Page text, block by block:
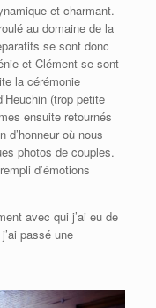
et charmant.
au domaine de la
se sont donc
et Clément se sont
la cérémonie
(trop petite
ensuite retournés
d’honneur où nous
photos de couples.
d’émotions
avec qui j’ai eu de
passé une